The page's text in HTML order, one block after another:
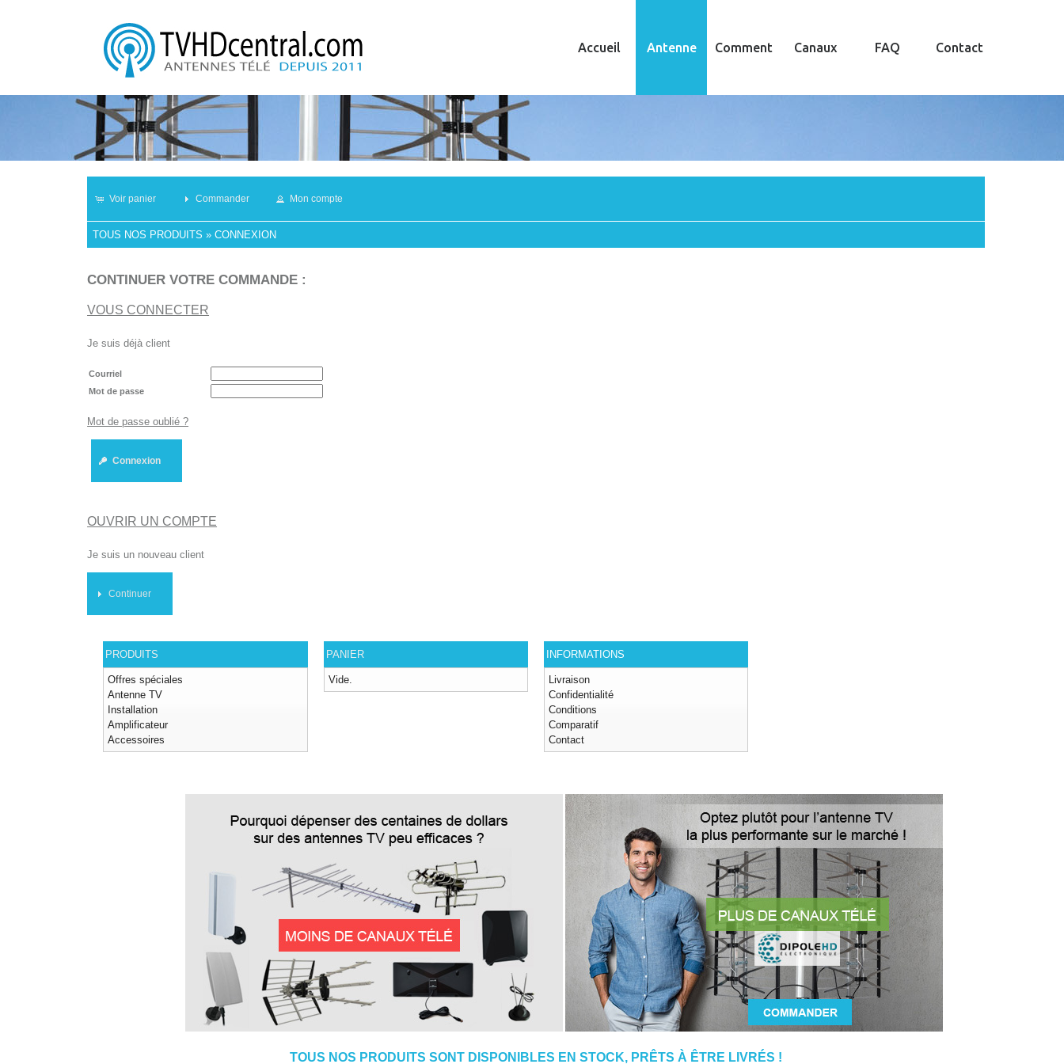
Accueil Antenne Comment Canaux FAQ Contact
Voir panier Commander Mon compte
TOUS NOS PRODUITS »CONNEXION
CONTINUER VOTRE COMMANDE :
VOUS CONNECTER
Je suis déjà client
Courriel
Mot de passe
Mot de passe oublié ?
Connexion
OUVRIR UN COMPTE
Je suis un nouveau client
Continuer
PRODUITS
Offres spéciales
Antenne TV
Installation
Amplificateur
Accessoires
PANIER
Vide.
INFORMATIONS
Livraison
Confidentialité
Conditions
Comparatif
Contact
TOUS NOS PRODUITS SONT DISPONIBLES EN STOCK, PRÊTS À ÊTRE LIVRÉS !